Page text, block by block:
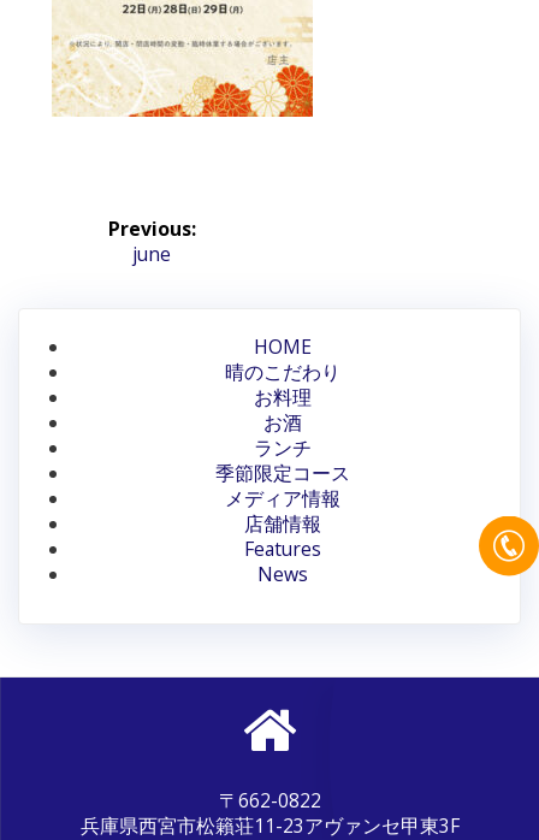
ビ
ゲ
ー
シ
ョ
ン
Previous:
Previous
june
HOME
晴のこだわり
お料理
お酒
ランチ
季節限定コース
メディア情報
店舗情報
Features
News
〒662-0822
兵庫県西宮市松籟荘11-23アヴァンセ甲東3F